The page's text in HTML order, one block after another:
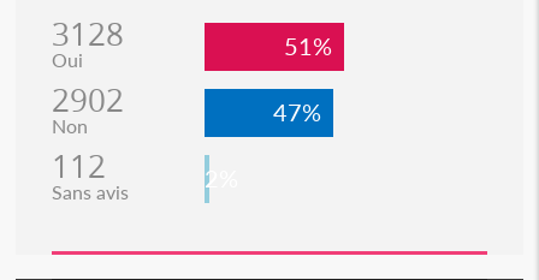
3128
Oui 51%
2902
Non 47%
112
Sans avis 2%